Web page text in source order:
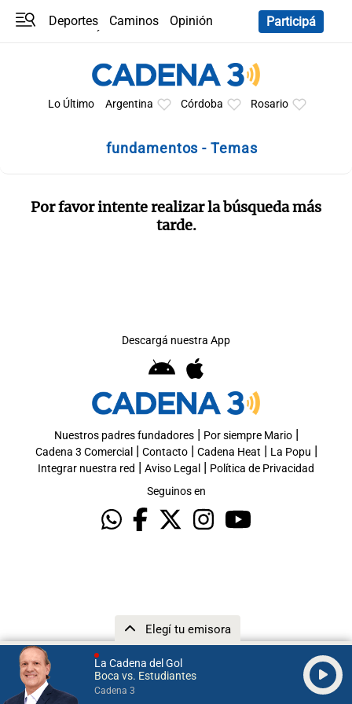
La Cadena del Gol
Boca vs. Estudiantes
Cadena 3
Elegí tu emisora
Deportes Caminos
Opinión
Participá
Lo Último Argentina Córdoba Rosario
fundamentos - Temas
Por favor intente realizar la búsqueda más
tarde.
Descargá nuestra App
Nuestros padres fundadores| Por siempre Mario|
Cadena 3 Comercial | Contacto| Cadena Heat | La Popu |
Integrar nuestra red | Aviso Legal | Política de Privacidad
Seguinos en